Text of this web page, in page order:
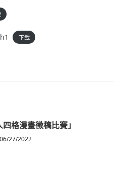
下載
四格漫畫徵稿比賽」
06/27/2022